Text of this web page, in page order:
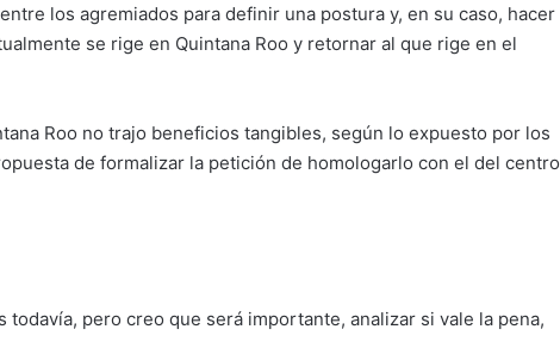
los agremiados para definir una postura y, en su caso, hacer
se rige en Quintana Roo y retornar al que rige en el
Roo no trajo beneficios tangibles, según lo expuesto por los
de formalizar la petición de homologarlo con el del centro
pero creo que será importante, analizar si vale la pena,